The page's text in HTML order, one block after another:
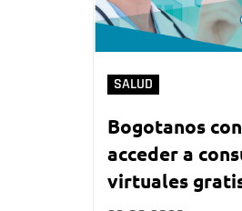
SALUD
Bogotanos
acceder a
virtuales